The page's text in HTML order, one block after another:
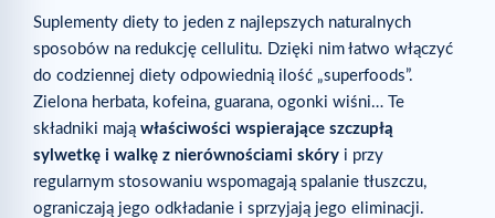
Suplementy diety to jeden z najlepszych naturalnych
sposobów na redukcję cellulitu. Dzięki nim łatwo włączyć
do codziennej diety odpowiednią ilość „superfoods”.
Zielona herbata, kofeina, guarana, ogonki wiśni… Te
składniki mają właściwości wspierające szczupłą
sylwetkę i walkę z nierównościami skóry i przy
regularnym stosowaniu wspomagają spalanie tłuszczu,
ograniczają jego odkładanie i sprzyjają jego eliminacji.